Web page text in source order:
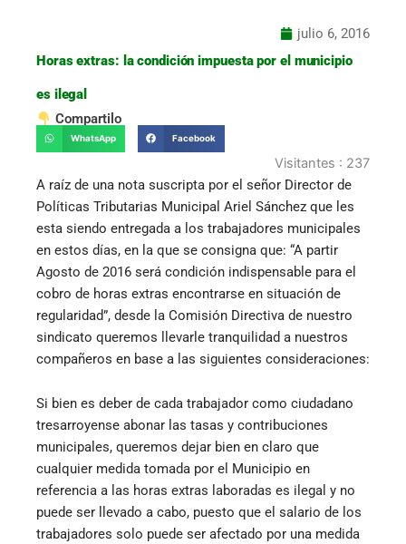
Horas extras: la condición impuesta por el municipio
es ilegal
Compartilo
WhatsApp Facebook
julio 6, 2016
Visitantes : 237
A raíz de una nota suscripta por el señor Director de
Políticas Tributarias Municipal Ariel Sánchez que les
esta siendo entregada a los trabajadores municipales
en estos días, en la que se consigna que: “A partir
Agosto de 2016 será condición indispensable para el
cobro de horas extras encontrarse en situación de
regularidad”, desde la Comisión Directiva de nuestro
sindicato queremos llevarle tranquilidad a nuestros
compañeros en base a las siguientes consideraciones:
Si bien es deber de cada trabajador como ciudadano
tresarroyense abonar las tasas y contribuciones
municipales, queremos dejar bien en claro que
cualquier medida tomada por el Municipio en
referencia a las horas extras laboradas es ilegal y no
puede ser llevado a cabo, puesto que el salario de los
trabajadores solo puede ser afectado por una medida